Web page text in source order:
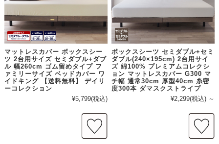
マットレスカバー ボックスシー
ツ 2台用サイズ セミダブル+ダブ
ル 幅260cm ゴム留めタイプ フ
ァミリーサイズ ベッドカバー ワ
イドキング 【送料無料】 デイリ
ーコレクション
¥5,799(税込)
ボックスシーツ セミダブル+セミ
ダブル(240×195cm) 2台用サイ
ズ 綿100% プレミアムコレクシ
ョン マットレスカバー G300 マ
チ幅 通常30cm 厚型40cm 糸密
度300本 ダマスクストライプ
¥2,299(税込) ～